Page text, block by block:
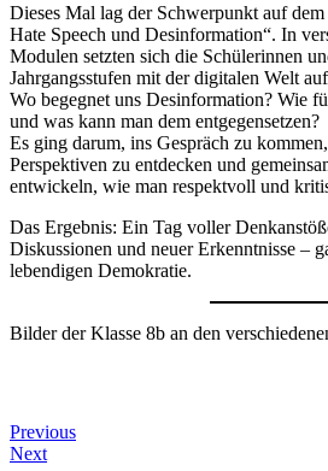
Dieses Mal lag der Schwerpunkt auf
Hate Speech und Desinformation“. In
Modulen setzten sich die Schülerinnen
Jahrgangsstufen mit der digitalen Welt
Wo begegnet uns Desinformation? Wie
und was kann man dem entgegensetzen?
Es ging darum, ins Gespräch zu
Perspektiven zu entdecken und
entwickeln, wie man respektvoll und
Das Ergebnis: Ein Tag voller
Diskussionen und neuer Erkenntnisse –
lebendigen Demokratie.
Bilder der Klasse 8b an den
Beitragsnavigation
Previous
Post
Previous
Next
Next